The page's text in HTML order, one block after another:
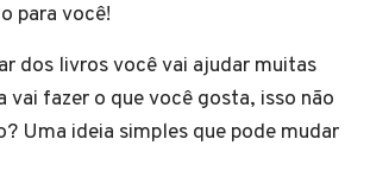
para você!
dos livros você vai ajudar muitas
vai fazer o que você gosta, isso não
Uma ideia simples que pode mudar